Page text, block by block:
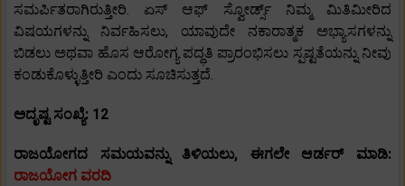
ಸಮರ್ಪಿತರಾಗಿರುತ್ತೀರಿ. ಏಸ್ ಆಫ್ ಸ್ವೋರ್ಡ್ಸ್ ನಿಮ್ಮ ಮಿತಿಮೀರಿದ
ವಿಷಯಗಳನ್ನು ನಿರ್ವಹಿಸಲು, ಯಾವುದೇ ನಕಾರಾತ್ಮಕ ಅಭ್ಯಾಸಗಳನ್ನು
ಬಿಡಲು ಅಥವಾ ಹೊಸ ಆರೋಗ್ಯ ಪದ್ಧತಿ ಪ್ರಾರಂಭಿಸಲು ಸ್ಪಷ್ಟತೆಯನ್ನು ನೀವು
ಕಂಡುಕೊಳ್ಳುತ್ತೀರಿ ಎಂದು ಸೂಚಿಸುತ್ತದೆ.
ಅದೃಷ್ಟ ಸಂಖ್ಯೆ: 12
ರಾಜಯೋಗದ ಸಮಯವನ್ನು ತಿಳಿಯಲು, ಈಗಲೇ ಆರ್ಡರ್ ಮಾಡಿ:
ರಾಜಯೋಗ ವರದಿ